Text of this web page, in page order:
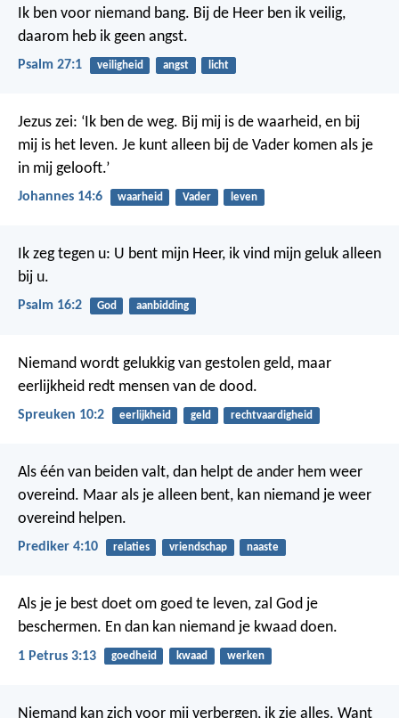
Ik ben voor niemand bang. Bij de Heer ben ik veilig,
daarom heb ik geen angst.
Psalm 27:1 veiligheid angst licht
Jezus zei: ‘Ik ben de weg. Bij mij is de waarheid, en bij
mij is het leven. Je kunt alleen bij de Vader komen als je
in mij gelooft.’
Johannes 14:6 waarheid Vader leven
Ik zeg tegen u: U bent mijn Heer, ik vind mijn geluk alleen
bij u.
Psalm 16:2 God aanbidding
Niemand wordt gelukkig van gestolen geld, maar
eerlijkheid redt mensen van de dood.
Spreuken 10:2 eerlijkheid geld rechtvaardigheid
Als één van beiden valt, dan helpt de ander hem weer
overeind. Maar als je alleen bent, kan niemand je weer
overeind helpen.
Prediker 4:10 relaties vriendschap naaste
Als je je best doet om goed te leven, zal God je
beschermen. En dan kan niemand je kwaad doen.
1 Petrus 3:13 goedheid kwaad werken
Niemand kan zich voor mij verbergen, ik zie alles. Want